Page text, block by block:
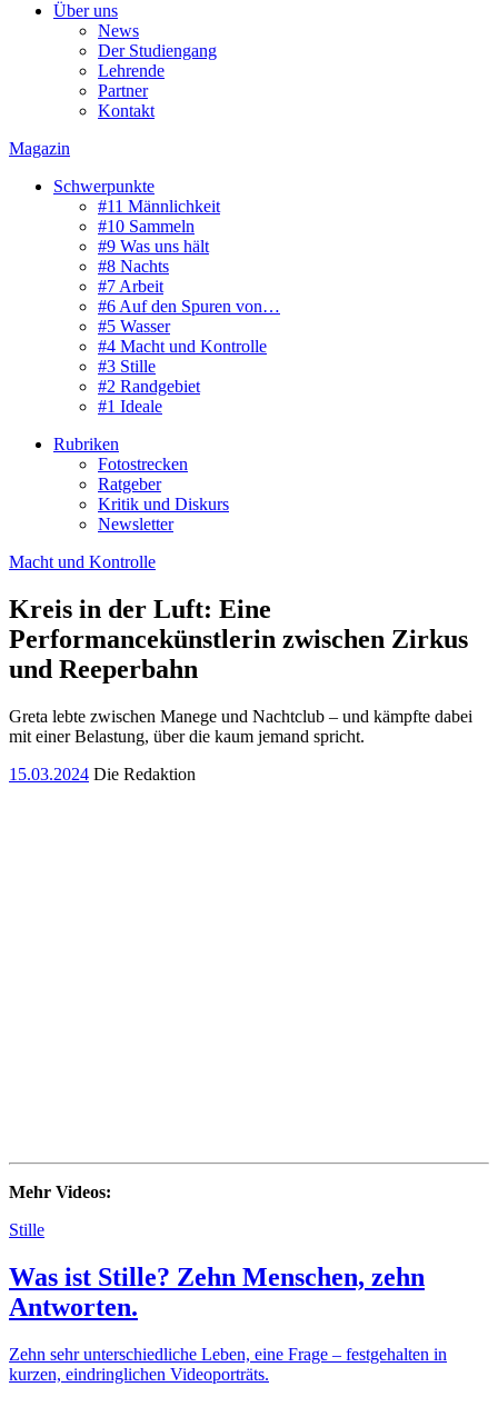
Über uns
News
Der Studiengang
Lehrende
Partner
Kontakt
Magazin
Schwerpunkte
#11 Männlichkeit
#10 Sammeln
#9 Was uns hält
#8 Nachts
#7 Arbeit
#6 Auf den Spuren von…
#5 Wasser
#4 Macht und Kontrolle
#3 Stille
#2 Randgebiet
#1 Ideale
Rubriken
Fotostrecken
Ratgeber
Kritik und Diskurs
Newsletter
Macht und Kontrolle
Kreis in der Luft: Eine
Performancekünstlerin zwischen Zirkus
und Reeperbahn
Greta lebte zwischen Manege und Nachtclub – und kämpfte dabei
mit einer Belastung, über die kaum jemand spricht.
15.03.2024 Die Redaktion
Mehr Videos:
Stille
Was ist Stille? Zehn Menschen, zehn
Antworten.
Zehn sehr unterschiedliche Leben, eine Frage – festgehalten in
kurzen, eindringlichen Videoporträts.